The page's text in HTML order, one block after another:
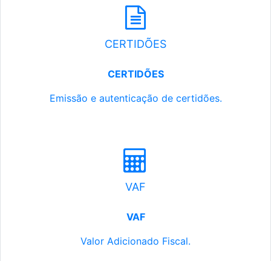
CERTIDÕES
CERTIDÕES
Emissão e autenticação de certidões.
VAF
VAF
Valor Adicionado Fiscal.